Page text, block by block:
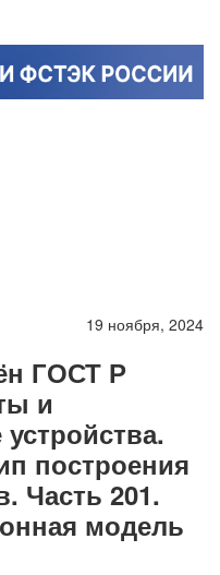
19 ноября, 2024
ГОСТ Р
и
построения
Часть 201.
модель